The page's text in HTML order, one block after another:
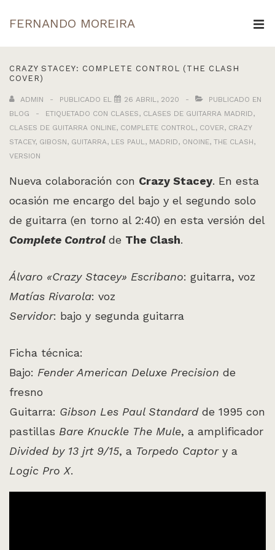
Saltar
al
contenido
FERNANDO MOREIRA
principal
CRAZY STACEY: COMPLETE CONTROL (THE CLASH
COVER)
ADMIN PUBLICADO EL 26 ABRIL, 2020
PUBLICADO EN
BLOG
ETIQUETADO CON CLASES, CLASES DE GUITARRA MADRID,
CLASES DE GUITARRA ONLINE, COMPLETE CONTROL, COVER, CRAZY
STACEY, GIBOSN, GUITARRA, LES PAUL, MADRID, ONOINE, THE CLASH,
VERSION
Nueva colaboración con Crazy Stacey. En esta
ocasión me encargo del bajo y el segundo solo
de guitarra (en torno al 2:40) en esta versión del
Complete Control de The Clash.
Álvaro «Crazy Stacey» Escribano: guitarra, voz
Matías Rivarola: voz
Servidor: bajo y segunda guitarra
Ficha técnica:
Bajo: Fender American Deluxe Precision de
fresno
Guitarra: Gibson Les Paul Standard de 1995 con
pastillas Bare Knuckle The Mule, a amplificador
Divided by 13 jrt 9/15, a Torpedo Captory a
Logic Pro X.